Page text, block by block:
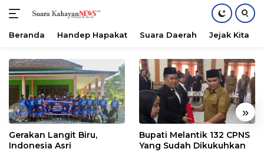
konten
Beranda Handep Hapakat Suara Daerah Jejak Kita
« »
Gerakan Langit Biru,
Indonesia Asri
Bupati Melantik 132 CPNS
Yang Sudah Dikukuhkan